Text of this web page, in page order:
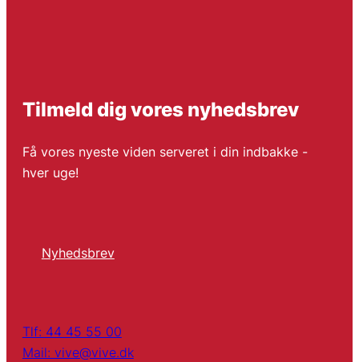
Tilmeld dig vores nyhedsbrev
Få vores nyeste viden serveret i din indbakke -
hver uge!
Nyhedsbrev
Tlf: 44 45 55 00
Mail: vive@vive.dk